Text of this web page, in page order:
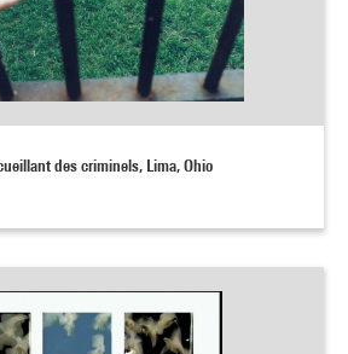
des criminels, Lima, Ohio